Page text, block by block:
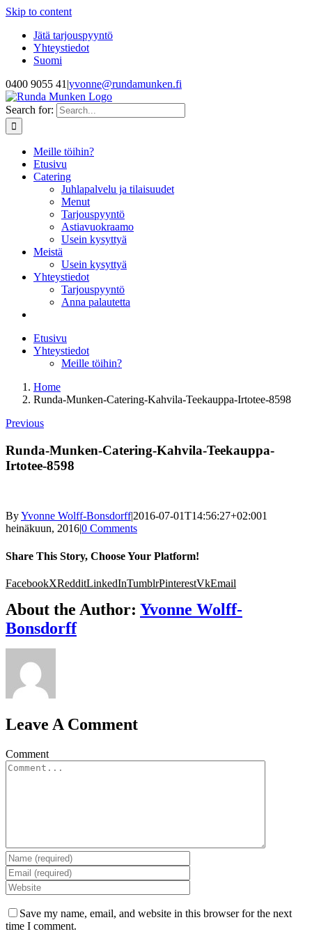
Skip to content
Jätä tarjouspyyntö
Yhteystiedot
Suomi
0400 9055 41 |yvonne@rundamunken.fi
Search for:
Meille töihin?
Etusivu
Catering
Juhlapalvelu ja tilaisuudet
Menut
Tarjouspyyntö
Astiavuokraamo
Usein kysyttyä
Meistä
Usein kysyttyä
Yhteystiedot
Tarjouspyyntö
Anna palautetta
Etusivu
Yhteystiedot
Meille töihin?
Home
Runda-Munken-Catering-Kahvila-Teekauppa-Irtotee-8598
Previous
Runda-Munken-Catering-Kahvila-Teekauppa-
Irtotee-8598
ByYvonne Wolff-Bonsdorff|2016-07-01T14:56:27+02:001
heinäkuun, 2016|0 Comments
Share This Story, Choose Your Platform!
FacebookXRedditLinkedInTumblrPinterestVkEmail
About the Author: Yvonne Wolff-
Bonsdorff
Leave A Comment
Comment
Save my name, email, and website in this browser for the next
time I comment.